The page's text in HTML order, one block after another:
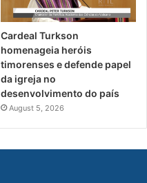
Cardeal Turkson
homenageia heróis
timorenses e defende papel
da igreja no
desenvolvimento do país
August 5, 2026